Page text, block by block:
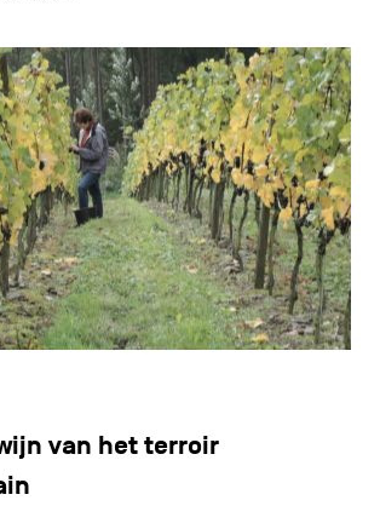
van het terroir